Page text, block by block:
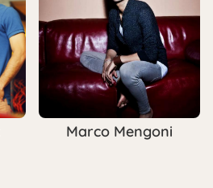
Marco Mengoni